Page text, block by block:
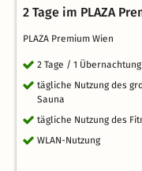
2 Tage im PLAZA
PLAZA Premium Wien
2 Tage / 1 Übernachtung
tägliche Nutzung des
Sauna
tägliche Nutzung des
WLAN-Nutzung